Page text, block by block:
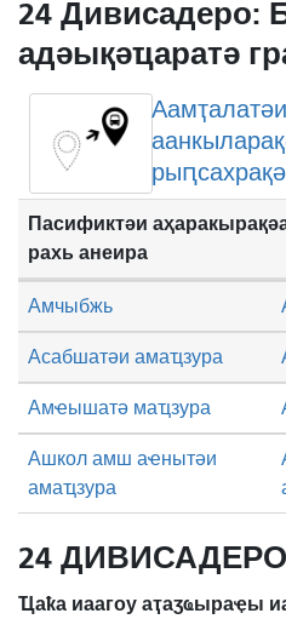
24 Дивисадеро:
адәықәҵаратә
Аамҭалатәи
Пасификтәи
рахь анеира
Асабшатәи амаҵзура
Амҽышатә маҵзура
Амчыбжь
Ашкол амш аҽнытәи
амаҵзура
24
Ҵаҟа иаагоу аҭаӡҩыраҿы